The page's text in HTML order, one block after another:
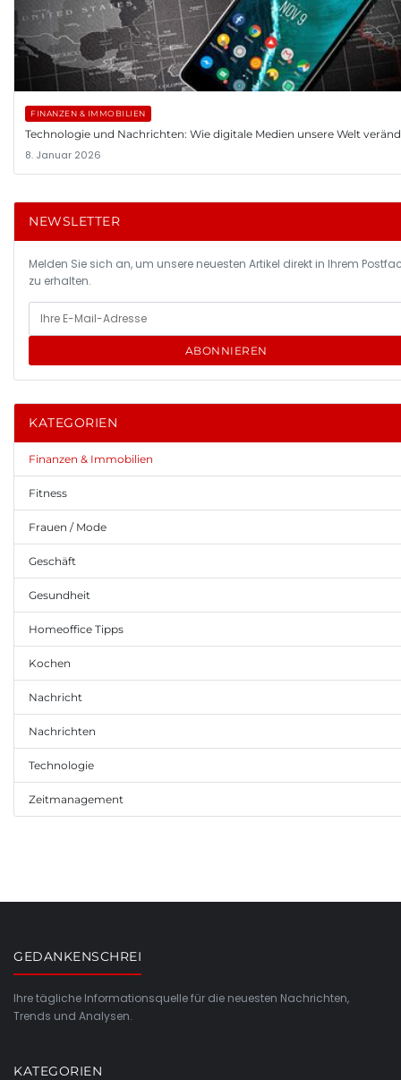
FINANZEN & IMMOBILIEN
Technologie und Nachrichten: Wie digitale Medien unsere Welt
8. Januar 2026
NEWSLETTER
Melden Sie sich an, um unsere neuesten Artikel direkt in Ihrem
zu erhalten.
ABONNIEREN
KATEGORIEN
Finanzen & Immobilien
Fitness
Frauen / Mode
Geschäft
Gesundheit
Homeoffice Tipps
Kochen
Nachricht
Nachrichten
Technologie
Zeitmanagement
GEDANKENSCHREI
Ihre tägliche Informationsquelle für die neuesten Nachrichten,
Trends und Analysen.
KATEGORIEN